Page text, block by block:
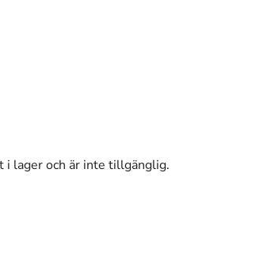
i lager och är inte tillgänglig.